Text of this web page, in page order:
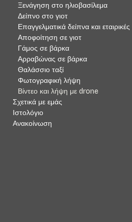
Ξενάγηση στο ηλιοβασίλεμα
Δείπνο στο γιοτ
Αποφοίτηση σε γιοτ
Γάμος σε βάρκα
Αρραβώνας σε βάρκα
Θαλάσσιο ταξί
Φωτογραφική λήψη
Βίντεο και λήψη με drone
Σχετικά με εμάς
Ιστολόγιο
Ανακοίνωση